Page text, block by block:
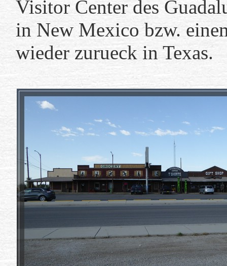
Visitor Center des
in New Mexico bzw.
wieder zurueck in Texas.